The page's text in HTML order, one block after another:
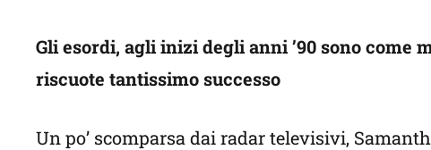
Gli esordi, agli inizi degli anni ’90 sono come
riscuote tantissimo successo
Un po’ scomparsa dai radar televisivi,